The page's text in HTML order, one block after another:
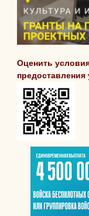
Оценить
предоставления